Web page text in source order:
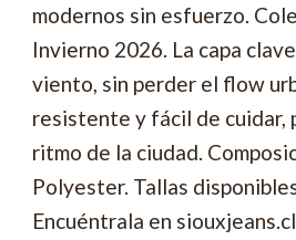
modernos sin esfuerzo.
Invierno 2026. La capa
viento, sin perder el flow
resistente y fácil de cuidar,
ritmo de la ciudad.
Polyester. Tallas
Encuéntrala en